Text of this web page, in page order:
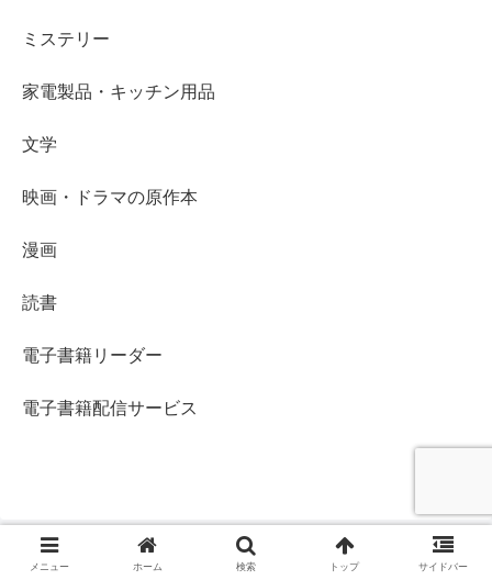
ミステリー
家電製品・キッチン用品
文学
映画・ドラマの原作本
漫画
読書
電子書籍リーダー
電子書籍配信サービス
メニュー ホーム 検索 トップ サイドバー